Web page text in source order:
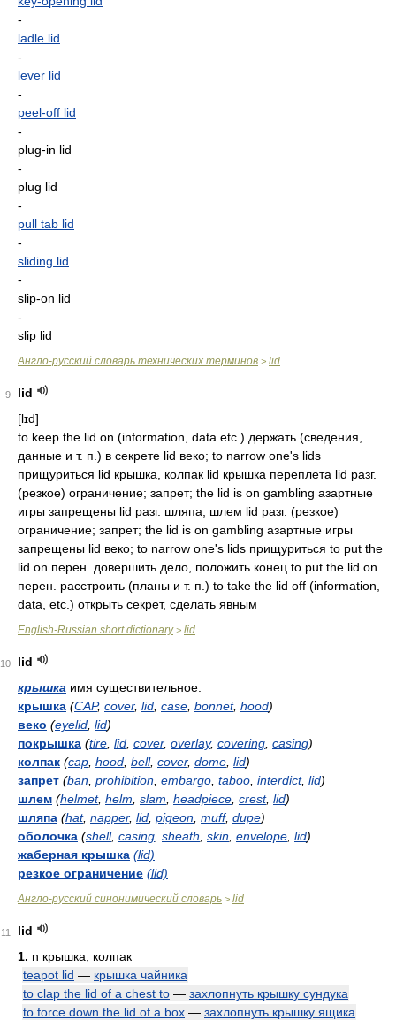
-
ladle lid
-
lever lid
-
peel-off lid
-
plug-in lid
-
plug lid
-
pull tab lid
-
sliding lid
-
slip-on lid
-
slip lid
Англо-русский словарь технических терминов > lid
9
lid
[lɪd]
to keep the lid on (information, data etc.) держать (сведения,
данные и т. п.) в секрете lid веко; to narrow one's lids
прищуриться lid крышка, колпак lid крышка переплета lid разг.
(резкое) ограничение; запрет; the lid is on gambling азартные
игры запрещены lid разг. шляпа; шлем lid разг. (резкое)
ограничение; запрет; the lid is on gambling азартные игры
запрещены lid веко; to narrow one's lids прищуриться to put the
lid on перен. довершить дело, положить конец to put the lid on
перен. расстроить (планы и т. п.) to take the lid off (information,
data, etc.) открыть секрет, сделать явным
English-Russian short dictionary> lid
10
lid
крышка имя существительное:
крышка (CAP, cover, lid case bonnet, hood)
веко (eyelid lid)
покрышка (tire lid cover, overlay, covering casing)
колпак (cap hood bell, cover, dome lid)
запрет (ban prohibition embargo taboo interdict, lid)
шлем (helmet, helm slam headpiece crest, lid)
шляпа (hat, napper, lid pigeon muff, dupe)
оболочка (shell, casing sheath skin envelope lid)
жаберная крышка (lid)
резкое ограничение (lid)
Англо-русский синонимический словарь > lid
11
lid
1. n крышка, колпак
teapot lid — крышка чайника
to clap the lid of a chest to — захлопнуть крышку сундука
to force down the lid of a box — захлопнуть крышку ящика